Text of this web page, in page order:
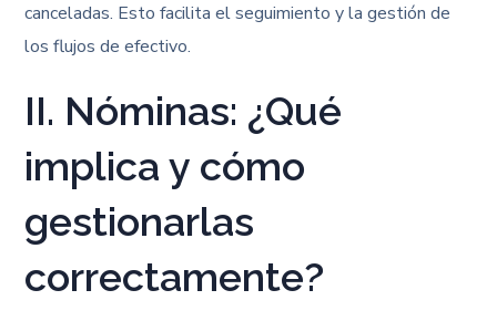
canceladas. Esto facilita el seguimiento y la gestión de
los flujos de efectivo.
II. Nóminas: ¿Qué
implica y cómo
gestionarlas
correctamente?